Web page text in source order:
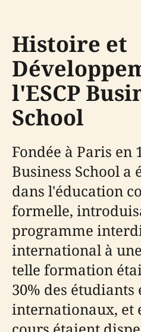
Histoire et
l'ESCP
School
Fondée à Paris en
Business School a
dans l'éducation
formelle,
programme
international à
telle formation
30% des étudiants
internationaux, et